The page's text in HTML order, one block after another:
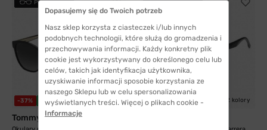
PRZYMIERZ
-37% WYSYŁKA 24H 2 kolory
Tommy Hilfiger
PRZYMIERZ
-21% WYSYŁKA 24H 2 kolory
Dopasujemy się do Twoich potrzeb
Nasz sklep korzysta z ciasteczek i/lub innych
podobnych technologii, które służą do gromadzenia i
przechowywania informacji. Każdy konkretny plik
cookie jest wykorzystywany do określonego celu lub
celów, takich jak identyfikacja użytkownika,
uzyskiwanie informacji sposobie korzystania ze
naszego Sklepu lub w celu spersonalizowania
wyświetlanych treści. Więcej o plikach cookie -
Informacje